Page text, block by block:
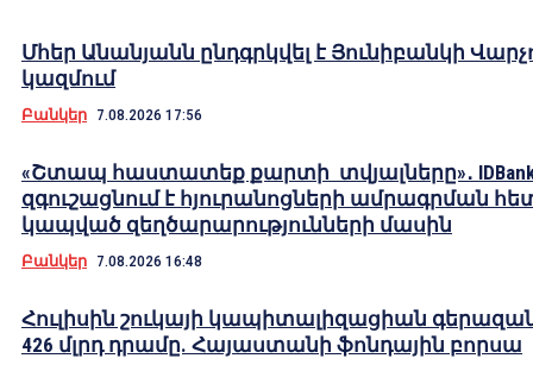
Մհեր Անանյանն ընդգրկվել է Յունիբանկի
կազմում
Բանկեր 7.08.2026 17:56
«Շտապ հաստատեք քարտի տվյալները»․
զգուշացնում է հյուրանոցների ամրագրման
կապված զեղծարարությունների մասին
Բանկեր 7.08.2026 16:48
Հուլիսին շուկայի կապիտալիզացիան
426 մլրդ դրամը. Հայաստանի ֆոնդային բորսա